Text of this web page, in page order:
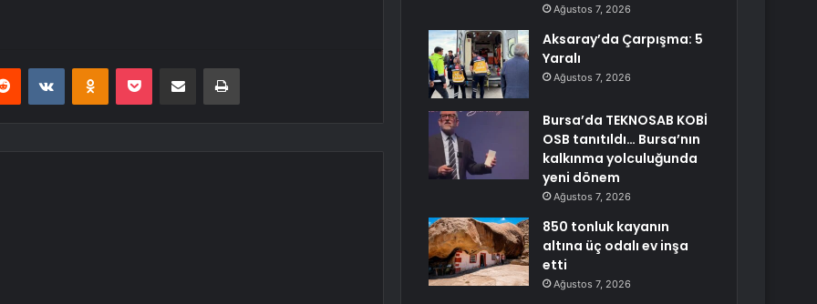
Reddit VKontakteOdnoklassniki
Pocket E-Posta ile paylaş Yazdır
Ağustos 7, 2026
Aksaray’da Çarpışma: 5
Yaralı
Ağustos 7, 2026
Bursa’da TEKNOSAB KOBİ
OSB tanıtıldı… Bursa’nın
kalkınma yolculuğunda
yeni dönem
Ağustos 7, 2026
850 tonluk kayanın
altına üç odalı ev inşa
etti
Ağustos 7, 2026